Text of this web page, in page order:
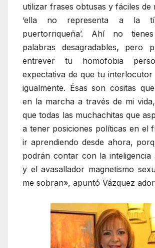
utilizar frases obtusas y fáciles de
‘ella no representa a la
puertorriqueña’. Ahí no
palabras desagradables, pero
entrever tu homofobia
expectativa de que tu
igualmente. Ésas son cositas
en la marcha a través de mi
que todas las muchachitas que
a tener posiciones políticas en el
ir aprendiendo desde ahora,
podrán contar con la inteligencia
y el avasallador magnetismo
me sobran», apuntó Vázquez